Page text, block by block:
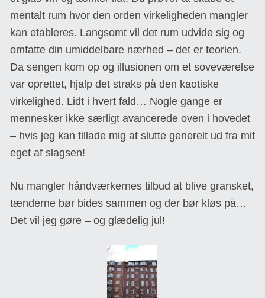
mentalt rum hvor den orden virkeligheden mangler
kan etableres. Langsomt vil det rum udvide sig og
omfatte din umiddelbare nærhed – det er teorien.
Da sengen kom op og illusionen om et soveværelse
var oprettet, hjalp det straks på den kaotiske
virkelighed. Lidt i hvert fald… Nogle gange er
mennesker ikke særligt avancerede oven i hovedet
– hvis jeg kan tillade mig at slutte generelt ud fra mit
eget af slagsen!
Nu mangler håndværkernes tilbud at blive gransket,
tænderne bør bides sammen og der bør kløs på…
Det vil jeg gøre – og glædelig jul!